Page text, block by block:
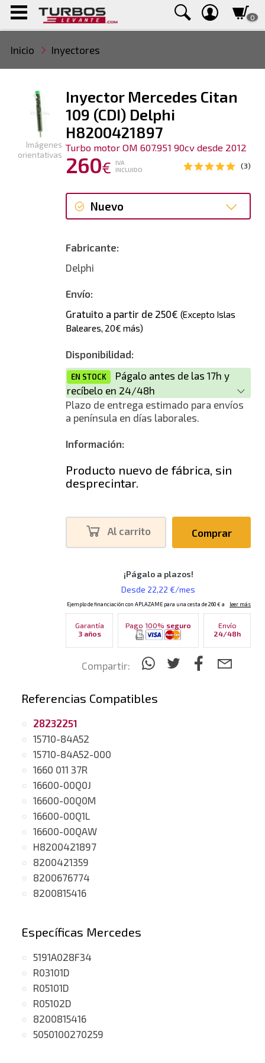
0
Inicio Inyectores
Inyector Mercedes Citan
109 (CDI) Delphi
H8200421897
Turbo motor OM 607.951 90cv desde 2012
260€
IVA
INCLUIDO
(3)
Nuevo
Fabricante:
Delphi
Envío:
Gratuito a partir de 250€ (Excepto Islas
Baleares, 20€ más)
Disponibilidad:
EN STOCK
Págalo antes de las 17h y
recíbelo en 24/48h
Plazo de entrega estimado para envíos
a península en días laborales.
Información:
Producto nuevo de fábrica, sin
desprecintar.
Al carrito Comprar
Garantía
3 años
Pago 100% seguro
Envío
24/48h
Compartir:
Imágenes
orientativas
Referencias Compatibles
28232251
15710-84A52
15710-84A52-000
1660 011 37R
16600-00Q0J
16600-00Q0M
16600-00Q1L
16600-00QAW
H8200421897
8200421359
8200676774
8200815416
Específicas Mercedes
5191A028F34
R03101D
R05101D
R05102D
8200815416
5050100270259